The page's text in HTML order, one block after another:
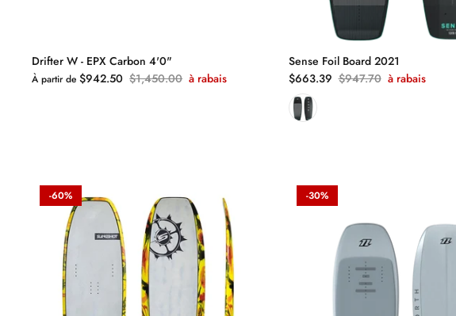
Drifter W - EPX Carbon 4'0"
À partir de $942.50 $1,450.00 à rabais
Sense Foil Board 2021
$663.39 $947.70 à rabais
-60% -30%